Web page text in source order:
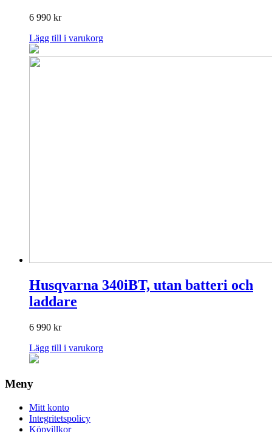
6 990 kr
Lägg till i varukorg
Husqvarna 340iBT, utan batteri och
laddare
6 990 kr
Lägg till i varukorg
Meny
Mitt konto
Integritetspolicy
Köpvillkor